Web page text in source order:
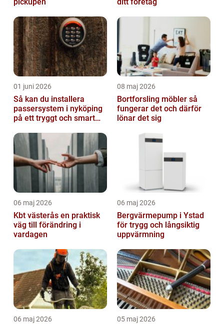
01 juni 2026
Så kan du installera
passersystem i nyköping
på ett tryggt och smart
08 maj 2026
Bortforsling möbler så
fungerar det och därför
lönar det sig
06 maj 2026
Kbt västerås en praktisk
väg till förändring i
vardagen
06 maj 2026
Bergvärmepump i Ystad
för trygg och långsiktig
uppvärmning
06 maj 2026 05 maj 2026